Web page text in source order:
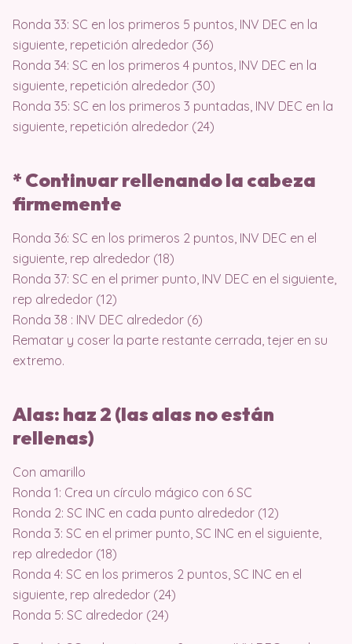
Ronda 33: SC en los primeros 5 puntos, INV DEC en la
siguiente, repetición alrededor (36)
Ronda 34: SC en los primeros 4 puntos, INV DEC en la
siguiente, repetición alrededor (30)
Ronda 35: SC en los primeros 3 puntadas, INV DEC en la
siguiente, repetición alrededor (24)
* Continuar rellenando la cabeza
firmemente
Ronda 36: SC en los primeros 2 puntos, INV DEC en el
siguiente, rep alrededor (18)
Ronda 37: SC en el primer punto, INV DEC en el siguiente,
rep alrededor (12)
Ronda 38 : INV DEC alrededor (6)
Rematar y coser la parte restante cerrada, tejer en su
extremo.
Alas: haz 2 (las alas no están
rellenas)
Con amarillo
Ronda 1: Crea un círculo mágico con 6 SC
Ronda 2: SC INC en cada punto alrededor (12)
Ronda 3: SC en el primer punto, SC INC en el siguiente,
rep alrededor (18)
Ronda 4: SC en los primeros 2 puntos, SC INC en el
siguiente, rep alrededor (24)
Ronda 5: SC alrededor (24)